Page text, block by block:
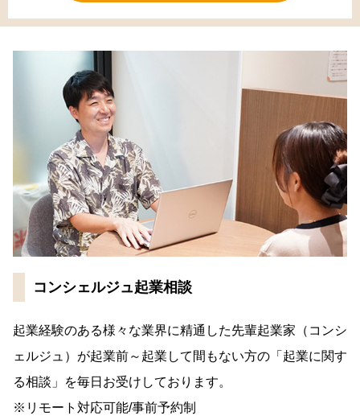
コンシェルジュ起業相談
起業経験のある様々な業界に精通した先輩起業家（コンシ
ェルジュ）が起業前～起業して間もない方の「起業に関す
る相談」を毎日お受けしております。
※リモート対応可能/事前予約制